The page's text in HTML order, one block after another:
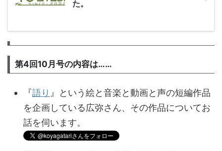
た。
第4回10月号の内容は……
『語り 』という絵と音楽と動画と声の短編作品
を企画している広弥さん、その作品についてお
話を伺います。